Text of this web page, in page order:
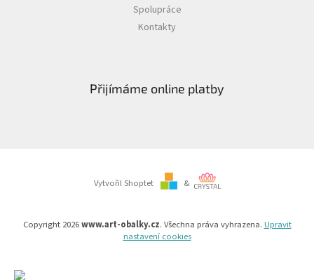
Spolupráce
Kontakty
Přijímáme online platby
Vytvořil Shoptet &
Copyright 2026www.art-obalky.cz. Všechna práva vyhrazena. Upravit
nastavení cookies